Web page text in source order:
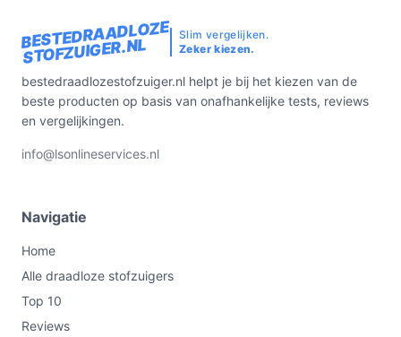
BESTEDRAADLOZE
STOFZUIGER.NL
Slim vergelijken.
Zeker kiezen.
bestedraadlozestofzuiger.nl helpt je bij het kiezen van de
beste producten op basis van onafhankelijke tests, reviews
en vergelijkingen.
info@lsonlineservices.nl
Navigatie
Home
Alle draadloze stofzuigers
Top 10
Reviews